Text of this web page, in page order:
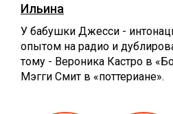
Ильина
У бабушки Джесси -
опытом на радио и
тому - Вероника Кастро в
Мэгги Смит в «поттериане».